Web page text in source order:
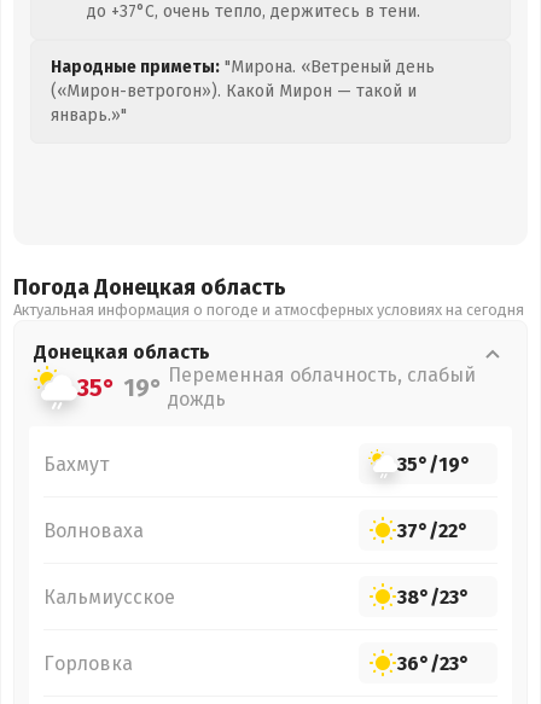
до +37°C, очень тепло, держитесь в тени.
Народные приметы: "Мирона. «Ветреный день
(«Мирон-ветрогон»). Какой Мирон — такой и
январь.»"
Погода Донецкая область
Актуальная информация о погоде и атмосферных условиях на сегодня
Донецкая область
35° 19° Переменная облачность, слабый
дождь
Бахмут 35°/19°
Волноваха 37°/22°
Кальмиусское 38°/23°
Горловка 36°/23°